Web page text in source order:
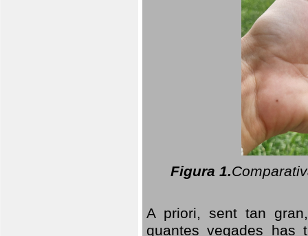
Figura 1.
A priori, sent tan
quantes vegades has